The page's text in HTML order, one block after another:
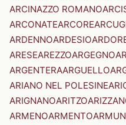
ARCINAZZO ROMANO
ARCONATEARCORE
ARDENNOARDESIO
ARESEAREZZOARGEGNO
ARGENTERAARGUELLO
ARIANO NEL POLESINE
ARIGNANOARITZO
ARMENOARMENTO